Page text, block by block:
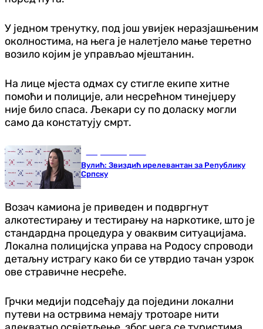
У једном тренутку, под још увијек неразјашњеним
околностима, на њега је налетјело мање теретно
возило којим је управљао мјештанин.
На лице мјеста одмах су стигле екипе хитне
помоћи и полиције, али несрећном тинејџеру
није било спаса. Љекари су по доласку могли
само да констатују смрт.
Вулић: Звиздић ирелевантан за Републику
Српску
Возач камиона је приведен и подвргнут
алкотестирању и тестирању на наркотике, што је
стандардна процедура у оваквим ситуацијама.
Локална полицијска управа на Родосу спроводи
детаљну истрагу како би се утврдио тачан узрок
ове стравичне несреће.
Грчки медији подсећају да поједини локални
путеви на острвима немају тротоаре нити